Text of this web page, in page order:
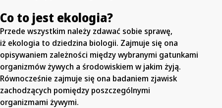
Co to jest ekologia?
Przede wszystkim należy zdawać sobie sprawę,
iż ekologia to dziedzina biologii. Zajmuje się ona
opisywaniem zależności między wybranymi gatunkami
organizmów żywych a środowiskiem w jakim żyją.
Równocześnie zajmuje się ona badaniem zjawisk
zachodzących pomiędzy poszczególnymi
organizmami żywymi.